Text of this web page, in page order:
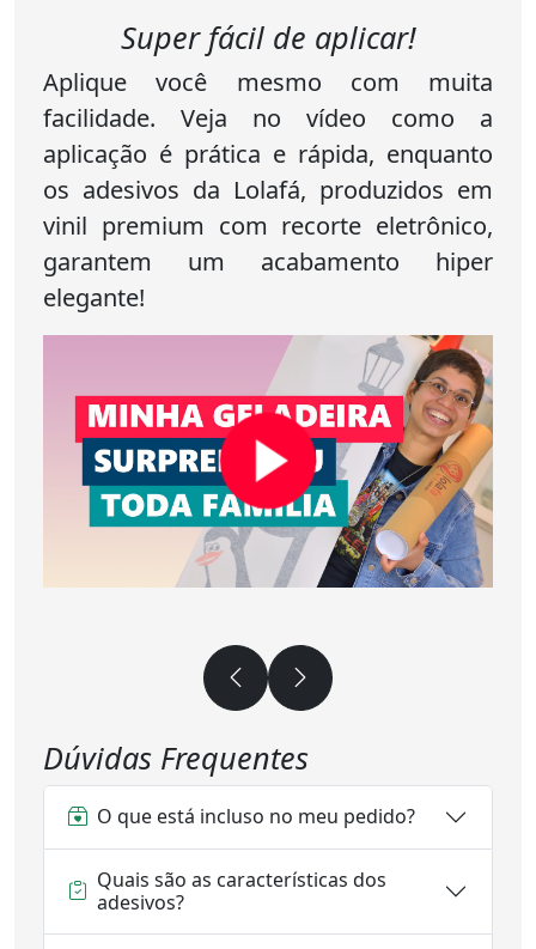
Super fácil de aplicar!
Aplique você mesmo com muita
facilidade. Veja no vídeo como a
aplicação é prática e rápida, enquanto
os adesivos da Lolafá, produzidos em
vinil premium com recorte eletrônico,
garantem um acabamento hiper
elegante!
Dúvidas Frequentes
O que está incluso no meu pedido?
Quais são as características dos
adesivos?